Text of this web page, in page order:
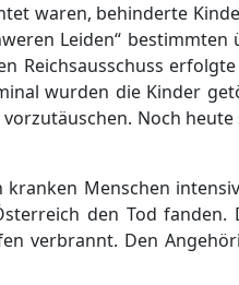
waren, behinderte
Leiden“ bestimmten
Reichsausschuss
wurden die Kinder
Noch heute
Menschen
den Tod fanden.
verbrannt. Den